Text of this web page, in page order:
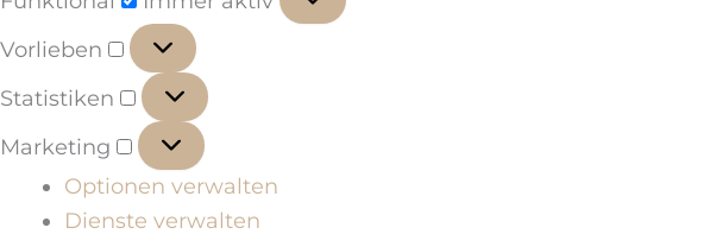
Vorlieben
Vorlieben
Statistiken
Statistiken
Marketing
Marketing
Optionen verwalten
Dienste verwalten